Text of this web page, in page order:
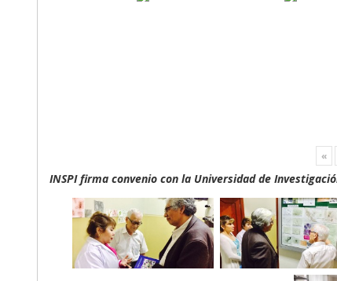
«
INSPI firma convenio con la Universidad de